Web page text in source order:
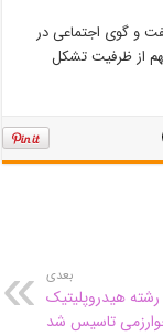
و گوی اجتماعی در
از ظرفیت تشکل
بعدی
هیدروپلیتیک
تاسیس شد